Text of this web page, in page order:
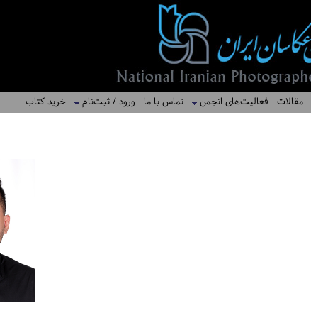
مقالات فعالیت‌های انجمن تماس با ما ورود / ثبت‌نام خرید کتاب